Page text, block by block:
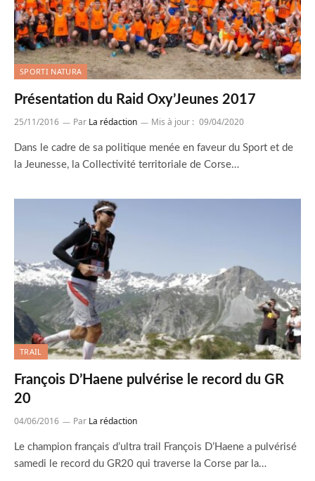
SPORTI NATURA
Présentation du Raid Oxy’Jeunes 2017
25/11/2016 Par La rédaction Mis à jour : 09/04/2020
Dans le cadre de sa politique menée en faveur du Sport et de
la Jeunesse, la Collectivité territoriale de Corse…
TRAIL
François D’Haene pulvérise le record du GR
20
04/06/2016 Par La rédaction
Le champion français d’ultra trail François D’Haene a pulvérisé
samedi le record du GR20 qui traverse la Corse par la…